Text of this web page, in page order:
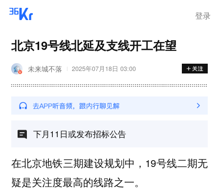
登录
北京19号线北延及支线开工在望
未来城不落 2025年07月18日 03:00
下月11日或发布招标公告
在北京地铁三期建设规划中，19号线二期无
疑是关注度最高的线路之一。